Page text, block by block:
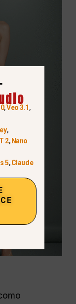
,Veo 3.1,
,
2, Nano
5,Claude